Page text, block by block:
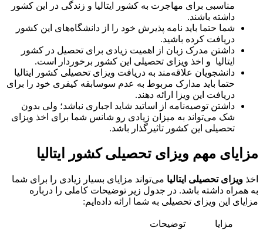
مناسبی برای مهاجرت به کشور ایتالیا و زندگی در این کشور
داشته باشند.
شما حتما باید نامه پذیرش خود را از دانشگاه‌های این کشور
دریافت کرده باشید.
داشتن مدرک زبان از اهمیت زیادی برای تحصیل در کشور
ایتالیا و اخذ ویزای تحصیلی این کشور برخوردار است.
دانشجویان علاقه‌مند به دریافت ویزای تحصیلی کشور ایتالیا
حتما باید مدارک مربوط به عدم سوسابقه کیفری خود را برای
دریافت این ویزا ارائه دهند.
داشتن توصیه‌نامه از اساتید شاید اجباری نباشد؛ ولی بدون
شک می‌تواند به میزان زیادی رو شانس شما برای اخذ ویزای
تحصیلی این کشور تاثیرگذار باشد.
مزایای مهم ویزای تحصیلی کشور ایتالیا
اخذ ویزای تحصیلی ایتالیا می‌تواند مزایای بسیار زیادی را برای شما
به همراه داشته باشد. در جدول زیر توضیحات کاملی را درباره
مزایای این ویزای تحصیلی به شما ارائه داده‌ایم:
مزایا توضیحات